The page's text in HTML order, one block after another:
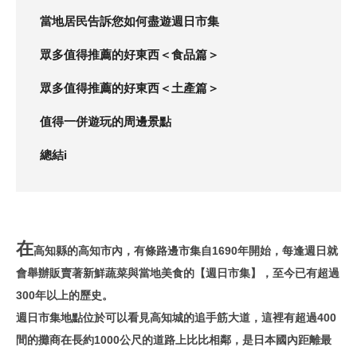
當地居民告訴您如何盡遊週日市集
眾多值得推薦的好東西＜食品篇＞
眾多值得推薦的好東西＜土產篇＞
值得一併遊玩的周邊景點
總結i
在高知縣的高知市內，有條路邊市集自1690年開始，每逢週日就
會舉辦販賣著新鮮蔬菜與當地美食的【週日市集】，至今已有超過
300年以上的歷史。
週日市集地點位於可以看見高知城的追手筋大道，這裡有超過400
間的攤商在長約1000公尺的道路上比比相鄰，是日本國內距離最